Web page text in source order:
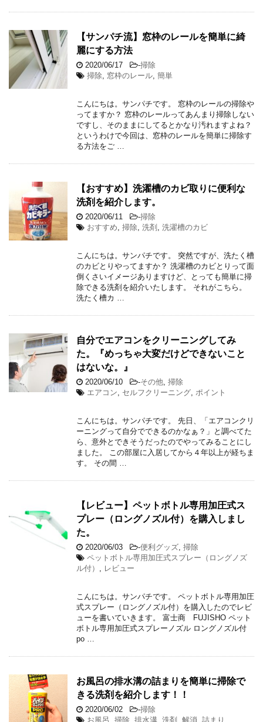
【サンパチ流】窓枠のレールを簡単に綺
麗にする方法
2020/06/17 -掃除
掃除, 窓枠のレール, 簡単
こんにちは。サンパチです。 窓枠のレールの掃除や
ってますか？ 窓枠のレールってあんまり掃除しない
ですし、そのままにしてるとかなり汚れますよね？
というわけで今回は、窓枠のレールを簡単に掃除す
る方法をご …
【おすすめ】洗濯槽のカビ取りに便利な
洗剤を紹介します。
2020/06/11 -掃除
おすすめ, 掃除, 洗剤 , 洗濯槽のカビ
こんにちは。サンパチです。 突然ですが、洗たく槽
のカビとりやってますか？ 洗濯槽のカビとりって面
倒くさいイメージありますけど、とっても簡単に掃
除できる洗剤を紹介いたします。 それがこちら。
洗たく槽カ …
自分でエアコンをクリーニングしてみ
た。『めっちゃ大変だけどできないこと
はないな。』
2020/06/10 -その他, 掃除
エアコン, セルフクリーニング, ポイント
こんにちは。サンパチです。 先日、「エアコンクリ
ーニングって自分でできるのかなぁ？」と調べてた
ら、意外とできそうだったのでやってみることにし
ました。 この部屋に入居してから４年以上が経ちま
す。 その間 …
【レビュー】ペットボトル専用加圧式ス
プレー（ロングノズル付）を購入しまし
た。
2020/06/03 -便利グッズ, 掃除
ペットボトル専用加圧式スプレー（ロングノズ
ル付） , レビュー
こんにちは。サンパチです。 ペットボトル専用加圧
式スプレー（ロングノズル付）を購入したのでレビ
ューを書いていきます。 富士商 FUJISHO ペット
ボトル専用加圧式スプレーノズル ロングノズル付
po …
お風呂の排水溝の詰まりを簡単に掃除で
きる洗剤を紹介します！！
2020/06/02 -掃除
お風呂
掃除 排水溝 洗剤 解消 詰まり